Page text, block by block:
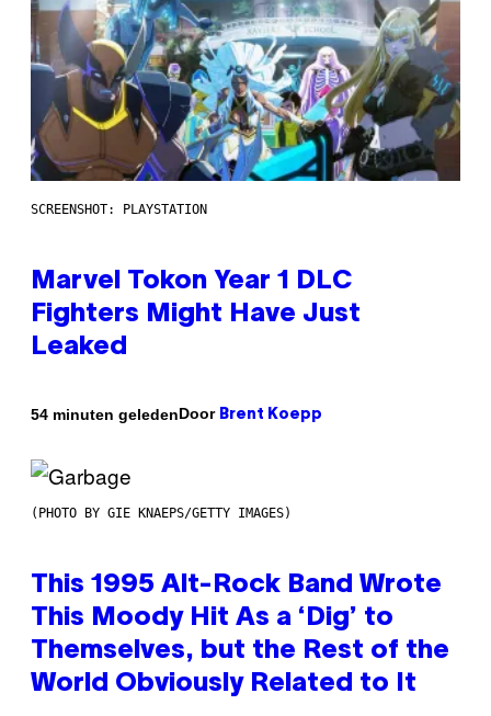
SCREENSHOT: PLAYSTATION
Marvel Tokon Year 1 DLC
Fighters Might Have Just
Leaked
54 minuten geledenDoor Brent Koepp
(PHOTO BY GIE KNAEPS/GETTY IMAGES)
This 1995 Alt-Rock Band Wrote
This Moody Hit As a ‘Dig’ to
Themselves, but the Rest of the
World Obviously Related to It